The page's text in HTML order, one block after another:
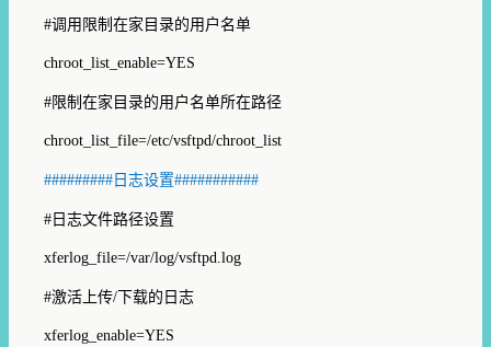
#调用限制在家目录的用户名单
chroot_list_enable=YES
# 限制在家目录的用户名单所在路径
chroot_list_file=/etc/vsftpd/chroot_list
######### 日志设置###########
# 日志文件路径设置
xferlog_file=/var/log/vsftpd.log
#激活上传/ 下载的日志
xferlog_enable=YES